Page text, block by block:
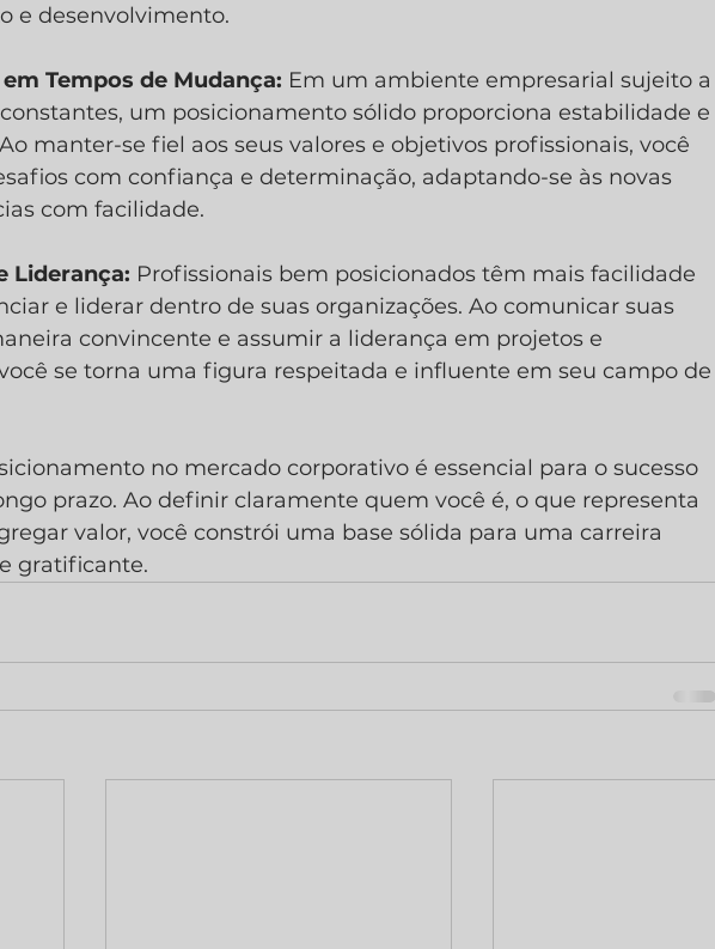
e desenvolvimento.
Tempos de Mudança: Em um ambiente empresarial sujeito a
um posicionamento sólido proporciona estabilidade e
manter-se fiel aos seus valores e objetivos profissionais, você
com confiança e determinação, adaptando-se às novas
com facilidade.
Liderança: Profissionais bem posicionados têm mais facilidade
e liderar dentro de suas organizações. Ao comunicar suas
convincente e assumir a liderança em projetos e
se torna uma figura respeitada e influente em seu campo de
no mercado corporativo é essencial para o sucesso
prazo. Ao definir claramente quem você é, o que representa
valor, você constrói uma base sólida para uma carreira
gratificante.